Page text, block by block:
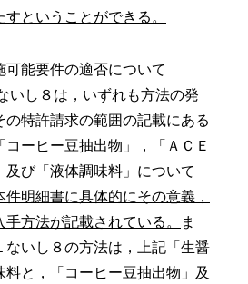
ということができる。
可能要件の適否について
し８は，いずれも方法の発
の特許請求の範囲の記載にある
コーヒー豆抽出物」，「ＡＣＥ
及び「液体調味料」について
件明細書に具体的にその意義，
方法が記載されている。
ま
ないし８の方法は，上記「生醤
料と，「コーヒー豆抽出物」及